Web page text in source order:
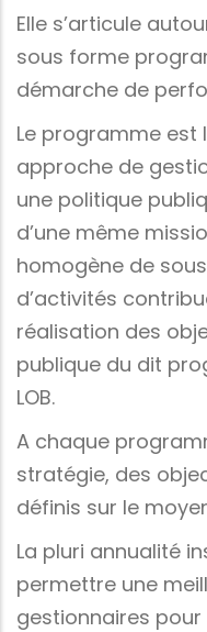
Elle s’articule
sous forme
démarche de
Le programme est
approche de
une politique
d’une même
homogène de
d’activités
réalisation des
publique du dit
LOB.
A chaque
stratégie, des
définis sur le
La pluri annualité
permettre une
gestionnaires